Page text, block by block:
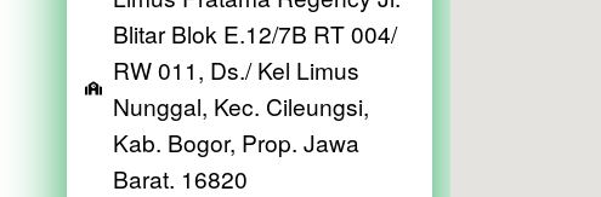
Blitar Blok E.12/7B RT 004/
RW 011, Ds./ Kel Limus
Nunggal, Kec. Cileungsi,
Kab. Bogor, Prop. Jawa
Barat. 16820